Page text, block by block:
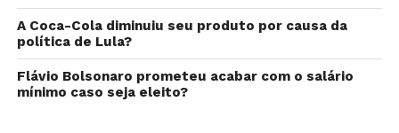
A Coca-Cola diminuiu seu produto por causa da
política de Lula?
Flávio Bolsonaro prometeu acabar com o salário
mínimo caso seja eleito?